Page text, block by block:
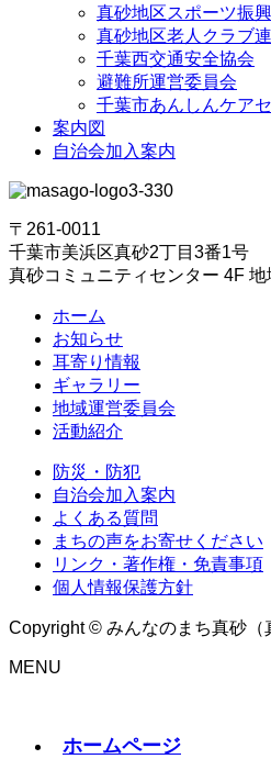
真砂地区スポーツ振
真砂地区老人クラブ
千葉西交通安全協会
避難所運営委員会
千葉市あんしんケア
案内図
自治会加入案内
〒261-0011
千葉市美浜区真砂2丁目3番1号
真砂コミュニティセンター 4F 地
ホーム
お知らせ
耳寄り情報
ギャラリー
地域運営委員会
活動紹介
防災・防犯
自治会加入案内
よくある質問
まちの声をお寄せください
リンク・著作権・免責事項
個人情報保護方針
Copyright © みんなのまち真砂
MENU
ホームページ